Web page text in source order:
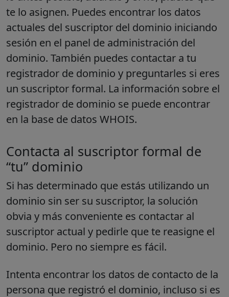
te lo asignen. Puedes encontrar los datos
actuales del suscriptor del dominio iniciando
sesión en el panel de administración del
dominio. También puedes contactar a tu
registrador de dominio y preguntarles si eres
un suscriptor formal. La información sobre el
registrador de dominio se puede encontrar
en la base de datos WHOIS.
Contacta al suscriptor formal de
“tu” dominio
Si has determinado que estás utilizando un
dominio sin ser su suscriptor, la solución
obvia y más conveniente es contactar al
suscriptor actual y pedirle que te reasigne el
dominio. Pero no siempre es fácil.
Intenta encontrar los datos de contacto de la
persona que registró el dominio, incluso si es